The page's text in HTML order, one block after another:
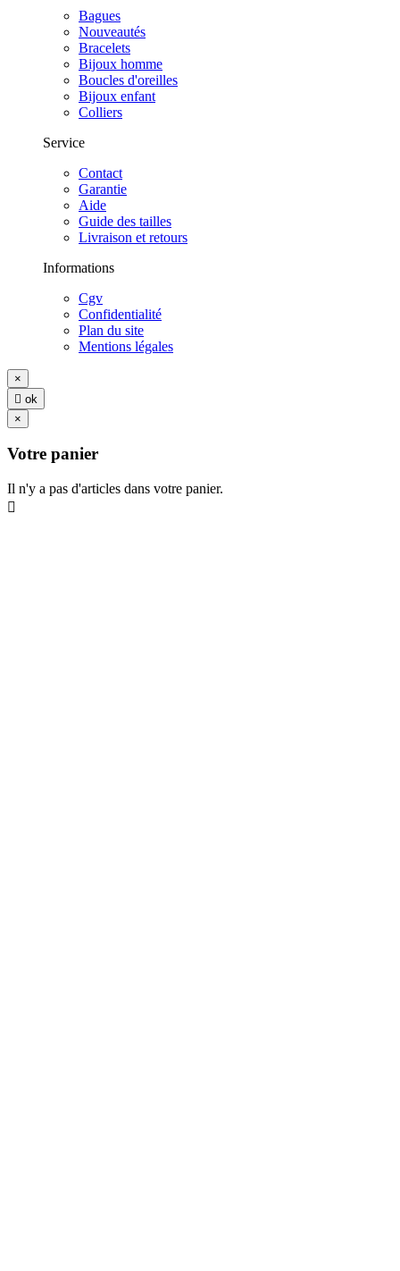
Bagues
Nouveautés
Bracelets
Bijoux homme
Boucles d'oreilles
Bijoux enfant
Colliers
Service
Contact
Garantie
Aide
Guide des tailles
Livraison et retours
Informations
Cgv
Confidentialité
Plan du site
Mentions légales
×
 ok
×
Votre panier
Il n'y a pas d'articles dans votre panier.